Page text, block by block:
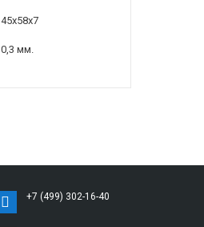
45x58x7
0,3 мм.
+7 (499) 302-16-40